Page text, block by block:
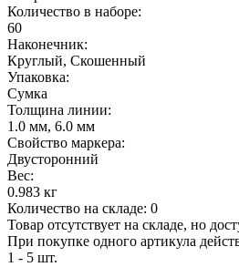
Количество в наборе:
60
Наконечник:
Круглый, Скошенный
Упаковка:
Сумка
Толщина линии:
1.0 мм, 6.0 мм
Свойство маркера:
Двусторонний
Вес:
0.983 кг
Количество на складе: 0
Товар отсутствует на складе, но
При покупке одного артикула
1 - 5 шт.